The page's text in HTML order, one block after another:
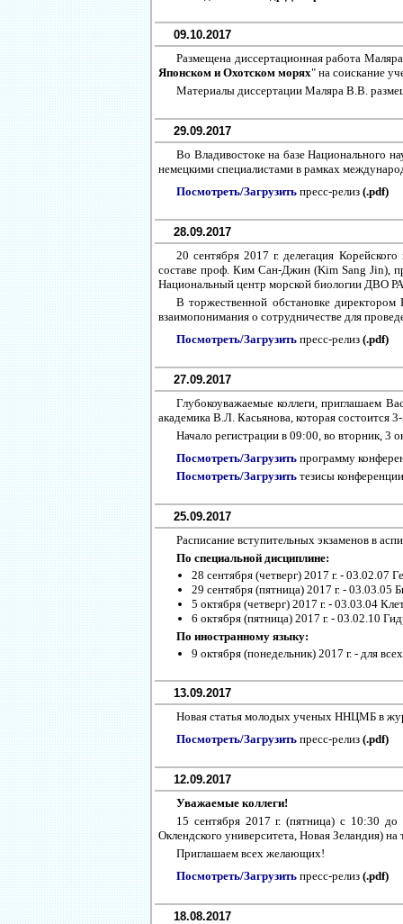
09.10.2017
Размещена диссертационная работа
Японском и Охотском морях" на соискание
Материалы диссертации Маляра В.В.
29.09.2017
Во Владивостоке на базе Национального
немецкими специалистами в рамках
Посмотреть/Загрузить пресс-релиз (.pdf)
28.09.2017
20 сентября 2017 г. делегация
составе проф. Ким Сан-Джин (Kim Sang Jin),
Национальный центр морской биологии ДВО
В торжественной обстановке
взаимопонимания о сотрудничестве для
Посмотреть/Загрузить пресс-релиз (.pdf)
27.09.2017
Глубокоуважаемые коллеги, приглашаем
академика В.Л. Касьянова, которая
Начало регистрации в 09:00, во вторник,
Посмотреть/Загрузить программу
Посмотреть/Загрузить тезисы
25.09.2017
Расписание вступительных экзаменов в
По специальной дисциплине:
28 сентября (четверг) 2017 г. - 03.02.07
29 сентября (пятница) 2017 г. - 03.03.05
5 октября (четверг) 2017 г. - 03.03.04
6 октября (пятница) 2017 г. - 03.02.10
По иностранному языку:
9 октября (понедельник) 2017 г. - для
13.09.2017
Новая статья молодых ученых ННЦМБ в
Посмотреть/Загрузить пресс-релиз (.pdf)
12.09.2017
Уважаемые коллеги!
15 сентября 2017 г. (пятница) с 10:30
Оклендского университета, Новая Зеландия)
Приглашаем всех желающих!
Посмотреть/Загрузить пресс-релиз (.pdf)
18.08.2017